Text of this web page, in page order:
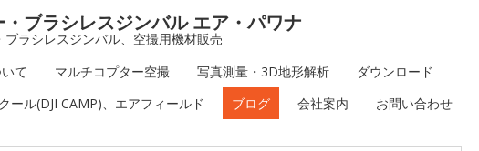
ブラシレスジンバル エア・パワナ
ラシレスジンバル、空撮用機材販売
て
マルチコプター空撮 写真測量・3D地形解析
ダウンロード
ール(DJI CAMP)、エアフィールド
ブログ 会社案内 お問い合わせ